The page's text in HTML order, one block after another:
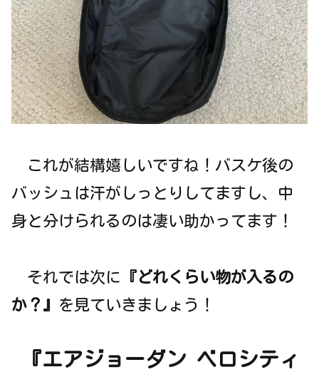
これが結構嬉しいですね！バスケ後の
バッシュは汗がしっとりしてますし、中
身と分けられるのは凄い助かってます！
それでは次に 『どれくらい物が入るの
か？』 を見ていきましょう！
『エアジョーダン ベロシティ